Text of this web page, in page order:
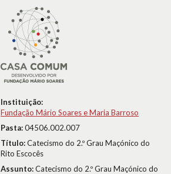
Instituição:
Fundação Mário Soares e Maria Barroso
Pasta:04506.002.007
Título:Catecismo do 2.º Grau Maçónico do
Rito Escocês
Assunto:Catecismo do 2.º Grau Maçónico do